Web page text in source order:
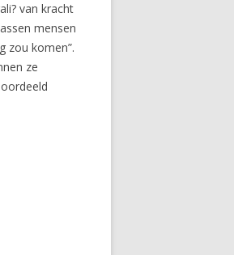
van kracht
mensen
zou komen”.
ze